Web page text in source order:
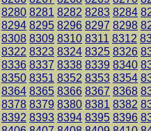
8280 8281 8282 8283 8284
8294 8295 8296 8297 8298
8308 8309 8310 8311 8312
8322 8323 8324 8325 8326
8336 8337 8338 8339 8340
8350 8351 8352 8353 8354
8364 8365 8366 8367 8368
8378 8379 8380 8381 8382
8392 8393 8394 8395 8396